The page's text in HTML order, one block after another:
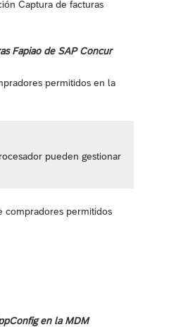
Captura de facturas
Fapiao de SAP Concur
permitidos en la
pueden gestionar
compradores permitidos
en la MDM